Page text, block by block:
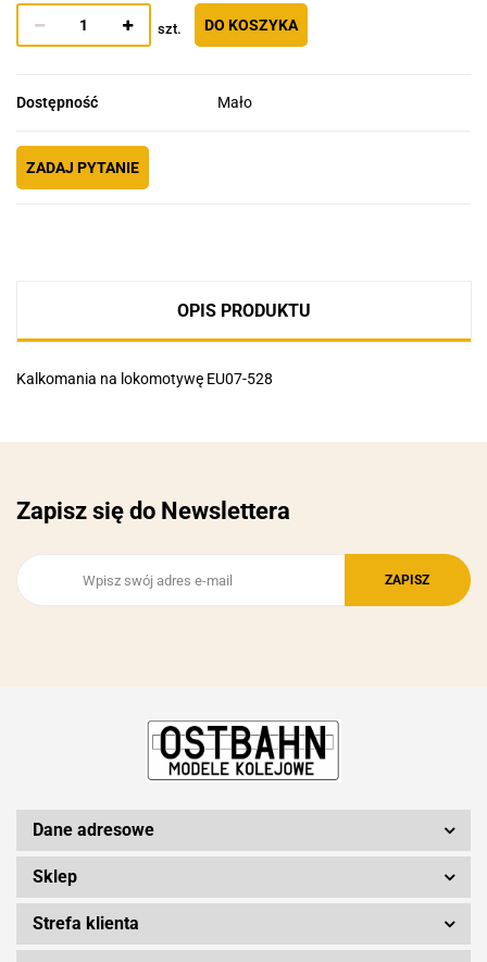
szt. DO KOSZYKA
Dostępność Mało
ZADAJ PYTANIE
OPIS PRODUKTU
Kalkomania na lokomotywę EU07-528
Zapisz się do Newslettera
Dane adresowe
Sklep
Strefa klienta